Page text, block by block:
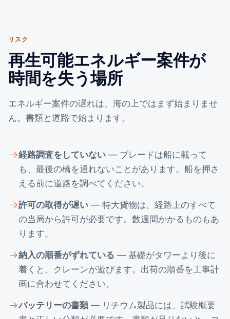
リスク
再生可能エネルギー案件が
時間を失う場所
エネルギー案件の遅れは、海の上ではまず始まりませ
ん。書類と道路で始まります。
経路調査をしていない — ブレードは船に載って
も、最後の橋を通れないことがあります。船を押さ
える前に道路を調べてください。
許可の取得が遅い — 特大貨物は、経路上のすべて
の当局から許可が必要です。数週間かかるものもあ
ります。
納入の順番がずれている — 基礎がタワーより後に
着くと、クレーンが遊びます。出荷の順番を工事計
画に合わせてください。
バッテリーの書類— リチウム製品には、試験概要